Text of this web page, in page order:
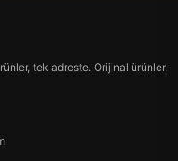
tek adreste. Orijinal ürünler,